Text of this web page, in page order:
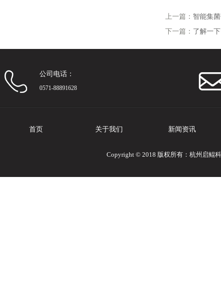
上一篇： 智能集
下一篇： 了解一
公司电话：
0571-88891628
首页 关于我们 新闻资讯
Copyright © 2018 版权所有：杭州启鲲